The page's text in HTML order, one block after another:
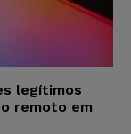
legítimos
remoto em